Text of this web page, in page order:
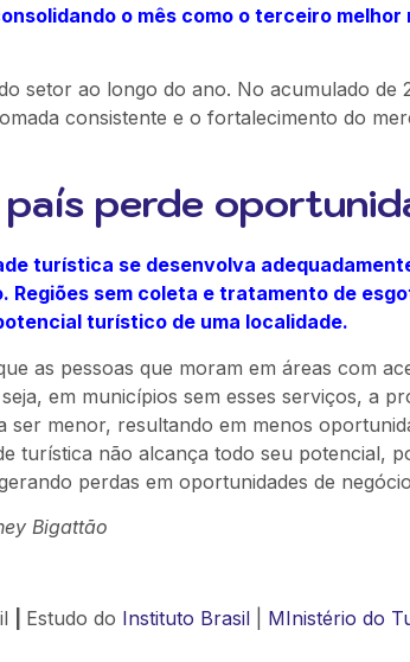
o mês como o terceiro
setor ao longo do ano. No acumulado de
consistente e o fortalecimento do
país perde
turística se desenvolva
Regiões sem coleta e tratamento de
turístico de uma localidade.
as pessoas que moram em áreas com
em municípios sem esses serviços, a
ser menor, resultando em menos
turística não alcança todo seu potencial,
perdas em oportunidades de
Bigattão
Estudo do Instituto Brasil
MInistério do